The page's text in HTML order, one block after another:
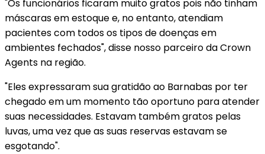
"Os funcionários ficaram muito gratos pois não tinham
máscaras em estoque e, no entanto, atendiam
pacientes com todos os tipos de doenças em
ambientes fechados", disse nosso parceiro da Crown
Agents na região.
"Eles expressaram sua gratidão ao Barnabas por ter
chegado em um momento tão oportuno para atender
suas necessidades. Estavam também gratos pelas
luvas, uma vez que as suas reservas estavam se
esgotando".